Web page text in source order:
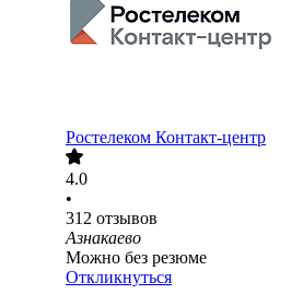
Ростелеком Контакт-центр
4.0
•
312 отзывов
Азнакаево
Можно без резюме
Откликнуться